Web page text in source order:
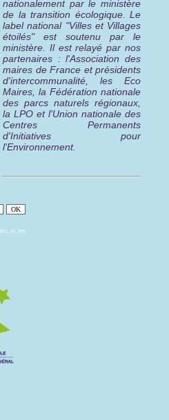
nationalement par le ministère
de la transition écologique. Le
label national "Villes et Villages
étoilés" est soutenu par le
ministère. Il est relayé par nos
partenaires : l'Association des
maires de France et présidents
d'intercommunalité, les Eco
Maires, la Fédération nationale
des parcs naturels régionaux,
la LPO et l'Union nationale des
Centres Permanents
d'Initiatives pour
l'Environnement.
ni les